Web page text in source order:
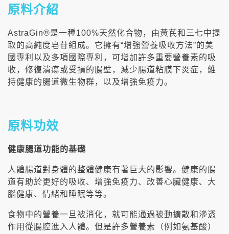
原料介紹
AstraGin®是一種100%天然化合物，由黃芪和三七中提
取的高純度皂苷組成。它擁有“增強營養吸收方法”的美
國專利以及多項國際專利，可增加許多重要營養素的吸
收，修復潰瘍或受損的腸壁，減少腸道粘膜下炎症，維
持健康的腸道微生物群，以及增強免疫力。
原料功效
健康腸道功能的基礎
人體腸道對身體的整體健康有著巨大的影響。健康的腸
道有助於更好的吸收、增強免疫力、改善心臟健康、大
腦健康、情緒和睡眠等等。
食物中的營養一旦被消化，就可能通過被動擴散和滲透
作用從腸腔進入人體。但是許多營養素（例如氨基酸）